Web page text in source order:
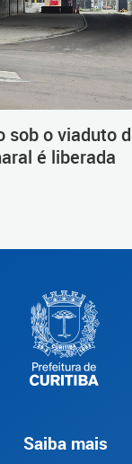
sob o viaduto
é liberada
Saiba mais